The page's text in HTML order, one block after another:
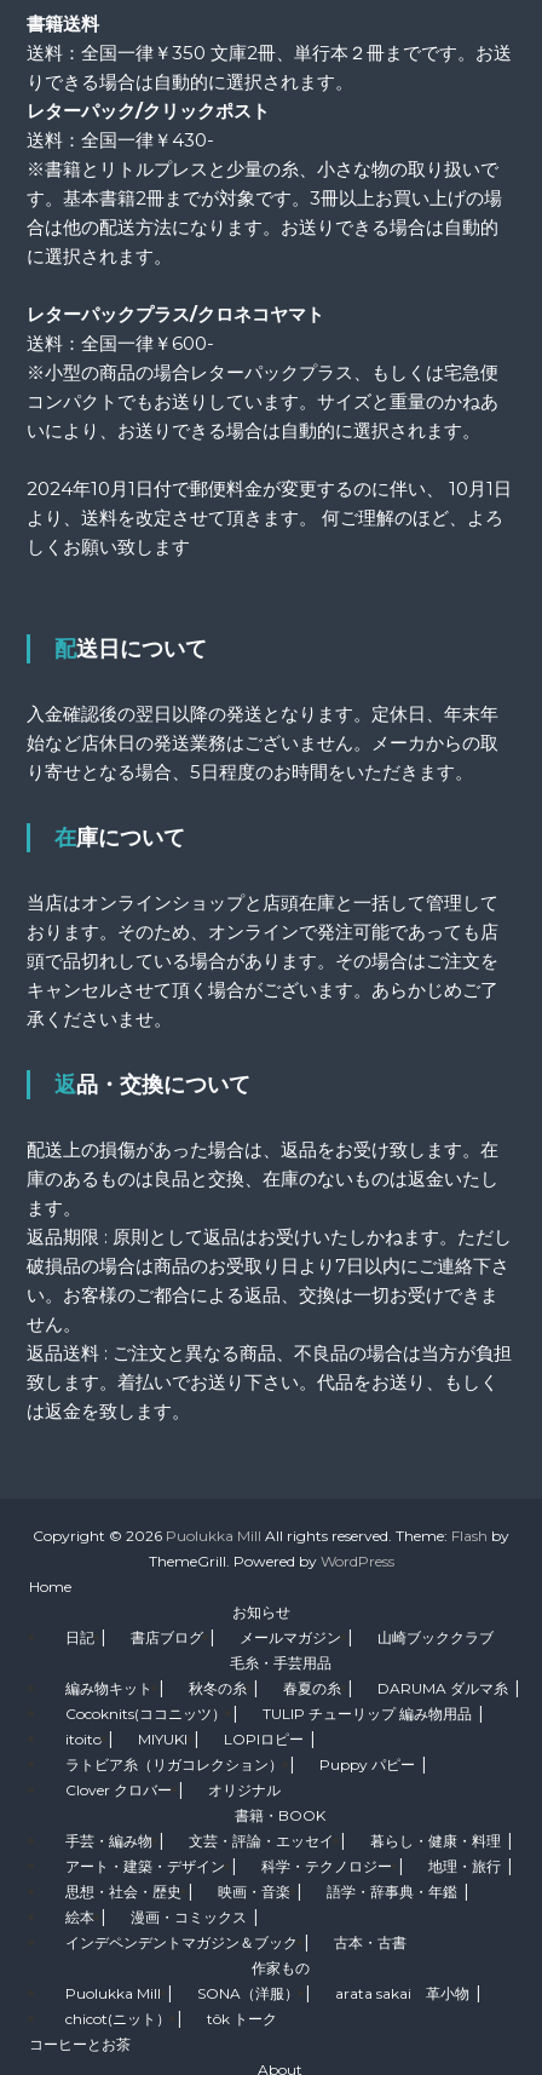
書籍送料
送料：全国一律￥350 文庫2冊、単行本２冊までです。お送
りできる場合は自動的に選択されます。
レターパック/クリックポスト
送料：全国一律￥430-
※書籍とリトルプレスと少量の糸、小さな物の取り扱いで
す。基本書籍2冊までが対象です。3冊以上お買い上げの場
合は他の配送方法になります。お送りできる場合は自動的
に選択されます。
レターパックプラス/クロネコヤマト
送料：全国一律￥600-
※小型の商品の場合レターパックプラス、もしくは宅急便
コンパクトでもお送りしています。サイズと重量のかねあ
いにより、お送りできる場合は自動的に選択されます。
2024年10月1日付で郵便料金が変更するのに伴い、 10月1日
より、送料を改定させて頂きます。 何ご理解のほど、よろ
しくお願い致します
配送日について
入金確認後の翌日以降の発送となります。定休日、年末年
始など店休日の発送業務はございません。メーカからの取
り寄せとなる場合、5日程度のお時間をいただきます。
在庫について
当店はオンラインショップと店頭在庫と一括して管理して
おります。そのため、オンラインで発注可能であっても店
頭で品切れしている場合があります。その場合はご注文を
キャンセルさせて頂く場合がございます。あらかじめご了
承くださいませ。
返品・交換について
配送上の損傷があった場合は、返品をお受け致します。在
庫のあるものは良品と交換、在庫のないものは返金いたし
ます。
返品期限 : 原則として返品はお受けいたしかねます。ただし
破損品の場合は商品のお受取り日より7日以内にご連絡下さ
い。お客様のご都合による返品、交換は一切お受けできま
せん。
返品送料 : ご注文と異なる商品、不良品の場合は当方が負担
致します。着払いでお送り下さい。代品をお送り、もしく
は返金を致します。
Copyright © 2026 Puolukka Mill All rights reserved. Theme: Flash by
ThemeGrill. Powered by WordPress
Home
お知らせ
日記
書店ブログ メールマガジン
山崎ブッククラブ
毛糸・手芸用品
編み物キット
秋冬の糸 春夏の糸
DARUMA ダルマ糸
Cocoknits(ココニッツ）
TULIP チューリップ 編み物用品
itoito
MIYUKI
LOPIロピー
ラトビア糸（リガコレクション）
Puppy パピー
Clover クロバー
オリジナル
書籍・BOOK
手芸・編み物
文芸・評論・エッセイ
暮らし・健康・料理
アート・建築・デザイン
科学・テクノロジー
地理・旅行
思想・社会・歴史
映画・音楽
語学・辞事典・年鑑
絵本
漫画・コミックス
インデペンデントマガジン＆ブック
古本・古書
作家もの
Puolukka Mill
SONA（洋服）
arata sakai 革小物
chicot(ニット）
tôk トーク
コーヒーとお茶
About